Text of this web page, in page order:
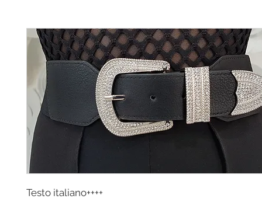
Testo italiano++++